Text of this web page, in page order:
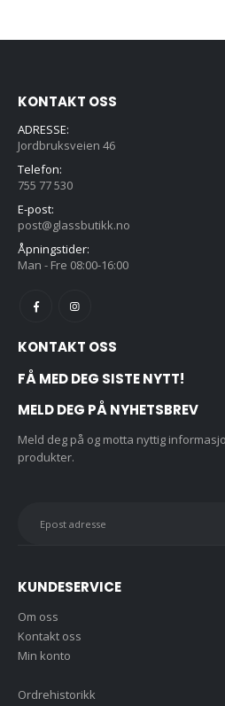
KONTAKT OSS
ADRESSE:
Jordbruksveien 46
Telefon:
755 77 530
E-post:
post@glassbutikk.no
Åpningstider:
Man - Fre 08:00-16:00
KONTAKT OSS
FÅ MED DEG SISTE NYTT!
MELD DEG PÅ NYHETSBREV
Meld deg på og motta nyttig
produkter.
KUNDESERVICE
Om oss
Kontakt oss
Min konto
Ordrehistorikk